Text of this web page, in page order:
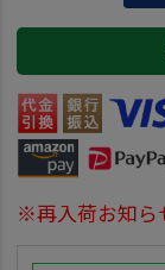
※再入荷お知ら